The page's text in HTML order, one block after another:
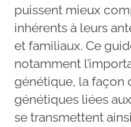
puissent mieux
inhérents à leurs
et familiaux. Ce
notamment
génétique, la façon
génétiques liées
se transmettent